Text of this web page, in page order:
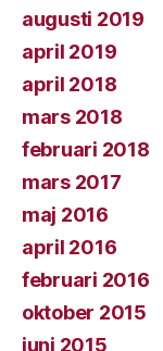
augusti 2019
april 2019
april 2018
mars 2018
februari 2018
mars 2017
maj 2016
april 2016
februari 2016
oktober 2015
juni 2015